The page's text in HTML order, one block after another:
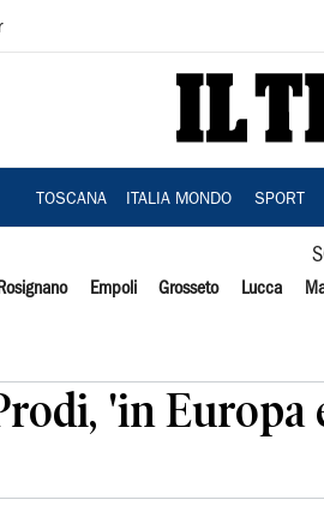
TOSCANA ITALIA MONDO SPORT
Empoli Grosseto Lucca
'in Europa